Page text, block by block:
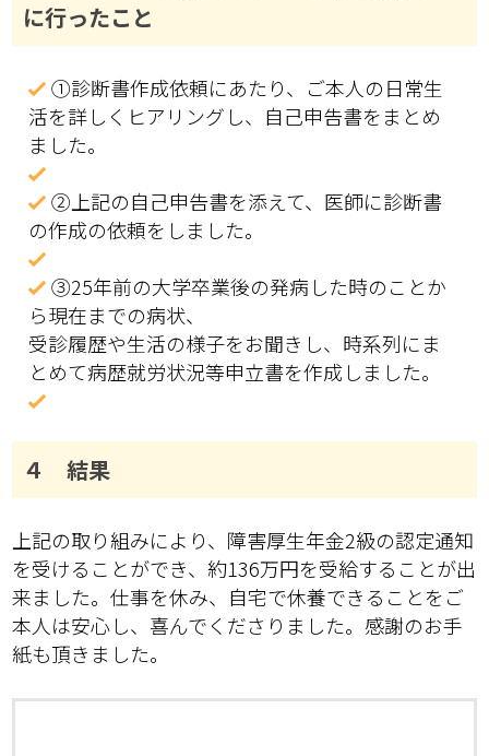
に行ったこと
①診断書作成依頼にあたり、ご本人の日常生
活を詳しくヒアリングし、自己申告書をまとめ
ました。
②上記の自己申告書を添えて、医師に診断書
の作成の依頼をしました。
③25年前の大学卒業後の発病した時のことか
ら現在までの病状、
受診履歴や生活の様子をお聞きし、時系列にま
とめて病歴就労状況等申立書を作成しました。
４ 結果
上記の取り組みにより、障害厚生年金2級の認定通知
を受けることができ、約136万円を受給することが出
来ました。仕事を休み、自宅で休養できることをご
本人は安心し、喜んでくださりました。感謝のお手
紙も頂きました。